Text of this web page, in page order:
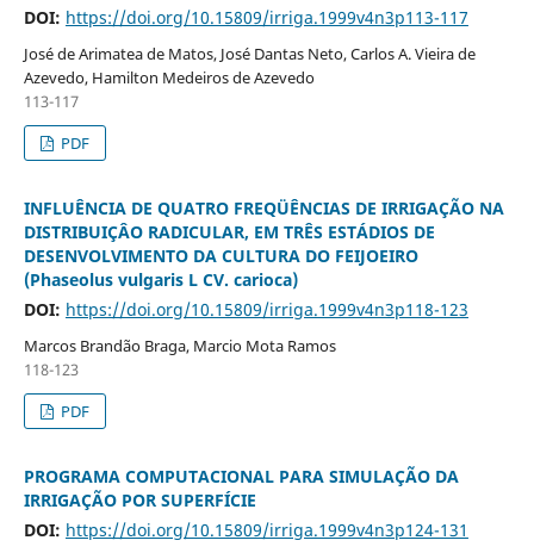
DOI: https://doi.org/10.15809/irriga.1999v4n3p113-117
José de Arimatea de Matos, José Dantas Neto, Carlos A. Vieira de
Azevedo, Hamilton Medeiros de Azevedo
113-117
PDF
INFLUÊNCIA DE QUATRO FREQÜÊNCIAS DE IRRIGAÇÃO NA
DISTRIBUIÇÂO RADICULAR, EM TRÊS ESTÁDIOS DE
DESENVOLVIMENTO DA CULTURA DO FEIJOEIRO
(Phaseolus vulgaris L CV. carioca)
DOI: https://doi.org/10.15809/irriga.1999v4n3p118-123
Marcos Brandão Braga, Marcio Mota Ramos
118-123
PDF
PROGRAMA COMPUTACIONAL PARA SIMULAÇÃO DA
IRRIGAÇÃO POR SUPERFÍCIE
DOI: https://doi.org/10.15809/irriga.1999v4n3p124-131